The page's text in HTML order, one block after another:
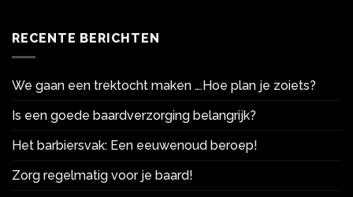
RECENTE BERICHTEN
We gaan een trektocht maken ….Hoe plan je zoiets?
Is een goede baardverzorging belangrijk?
Het barbiersvak: Een eeuwenoud beroep!
Zorg regelmatig voor je baard!